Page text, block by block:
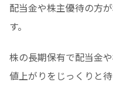
配当金や株主優待の方
す。
株の長期保有で配当金
値上がりをじっくりと